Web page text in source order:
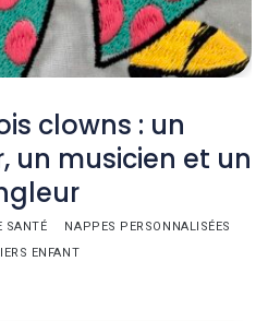
clowns : un
un musicien et un
SANTÉ
NAPPES PERSONNALISÉES
ENFANT